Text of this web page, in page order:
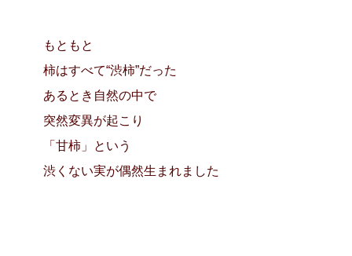
もともと
柿はすべて“渋柿”だった
あるとき自然の中で
突然変異が起こり
「甘柿」という
渋くない実が偶然生まれました